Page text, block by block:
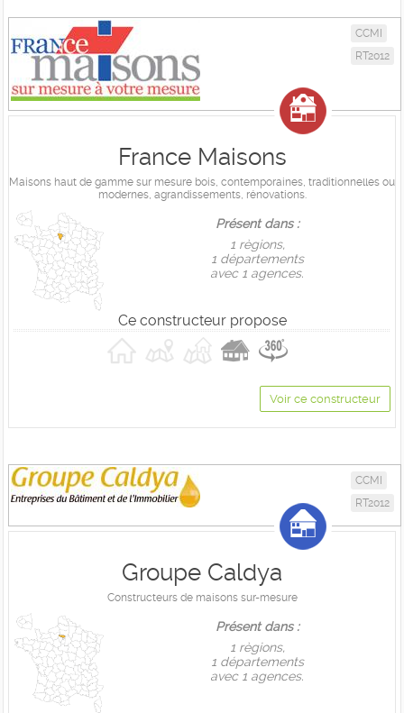
CCMI
RT2012
France Maisons
Maisons haut de gamme sur mesure bois, contemporaines, traditionnelles ou
modernes, agrandissements, rénovations.
Présent dans :
1 règions,
1 départements
avec 1 agences.
Ce constructeur propose
Voir ce constructeur
CCMI
RT2012
Groupe Caldya
Constructeurs de maisons sur-mesure
Présent dans :
1 règions,
1 départements
avec 1 agences.